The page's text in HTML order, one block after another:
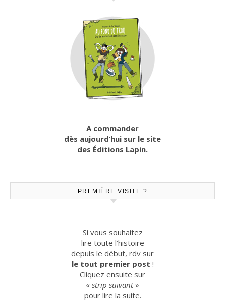
A commander
dès aujourd’hui sur le site
des Éditions Lapin.
PREMIÈRE VISITE ?
Si vous souhaitez
lire toute l’histoire
depuis le début, rdv sur
le tout premier post !
Cliquez ensuite sur
« strip suivant»
pour lire la suite.